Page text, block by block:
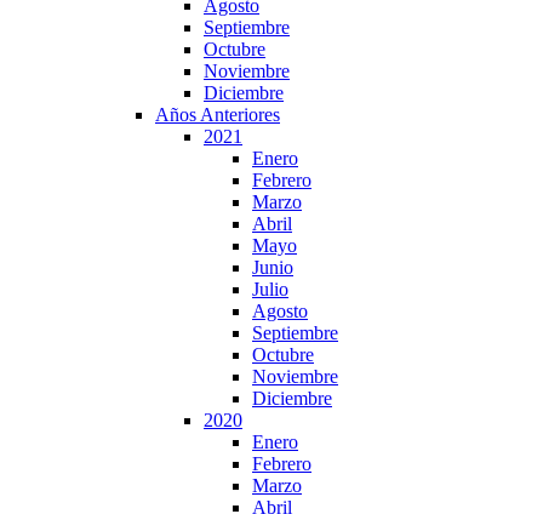
Agosto
Septiembre
Octubre
Noviembre
Diciembre
Años Anteriores
2021
Enero
Febrero
Marzo
Abril
Mayo
Junio
Julio
Agosto
Septiembre
Octubre
Noviembre
Diciembre
2020
Enero
Febrero
Marzo
Abril